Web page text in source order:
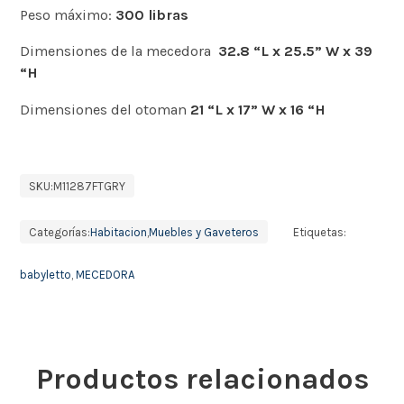
Peso máximo: 300 libras
Dimensiones de la mecedora 32.8 “L x 25.5” W x 39
“H
Dimensiones del otoman 21 “L x 17” W x 16 “H
SKU:M11287FTGRY
Categorías:Habitacion ,Muebles y Gaveteros Etiquetas:
babyletto,MECEDORA
Productos relacionados